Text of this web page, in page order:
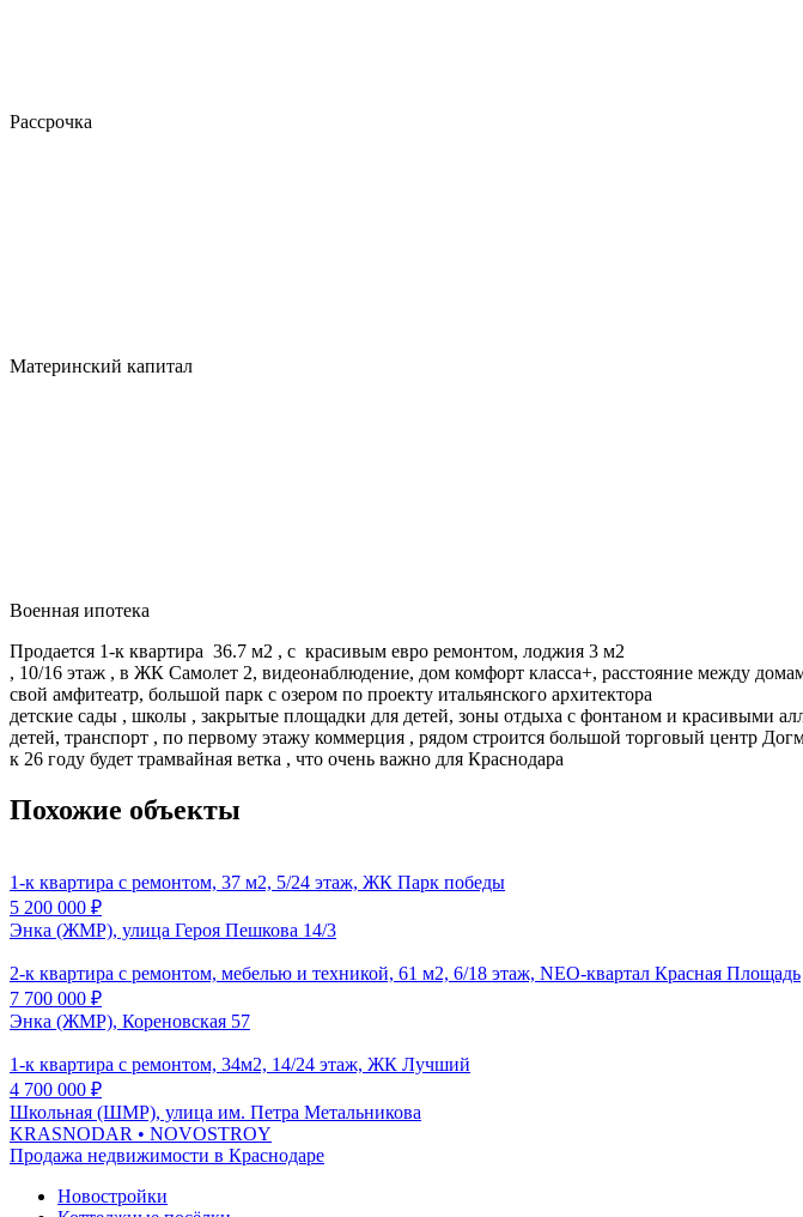
Рассрочка
Материнский капитал
Военная ипотека
Продается 1-к квартира 36.7 м2 , с красивым евро ремонтом, лоджия 3 м2
, 10/16 этаж , в ЖК Самолет 2, видеонаблюдение, дом комфорт класса+, расстояние между
свой амфитеатр, большой парк с озером по проекту итальянского архитектора
детские сады , школы , закрытые площадки для детей, зоны отдыха с фонтаном и красивыми
детей, транспорт , по первому этажу коммерция , рядом строится большой торговый центр
к 26 году будет трамвайная ветка , что очень важно для Краснодара
Похожие объекты
1-к квартира с ремонтом, 37 м2, 5/24 этаж, ЖК Парк победы
5 200 000 ₽
Энка (ЖМР), улица Героя Пешкова 14/3
2-к квартира с ремонтом, мебелью и техникой, 61 м2, 6/18 этаж, NEO-квартал Красная Площадь
7 700 000 ₽
Энка (ЖМР), Кореновская 57
1-к квартира с ремонтом, 34м2, 14/24 этаж, ЖК Лучший
4 700 000 ₽
Школьная (ШМР), улица им. Петра Метальникова
KRASNODAR • NOVOSTROY
Продажа недвижимости в Краснодаре
Новостройки